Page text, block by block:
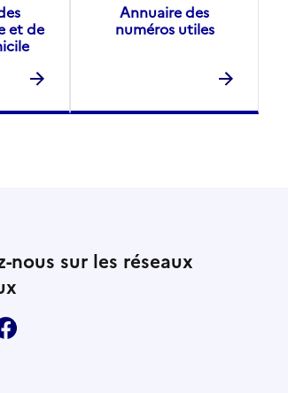
et de
Annuaire des
numéros utiles
nous sur les réseaux